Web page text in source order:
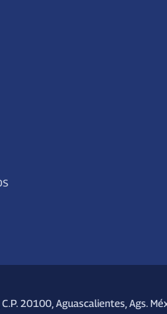
20100, Aguascalientes, Ags.